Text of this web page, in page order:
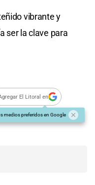
vibrante y
ser la clave para
El Litoral en
medios preferidos en Google